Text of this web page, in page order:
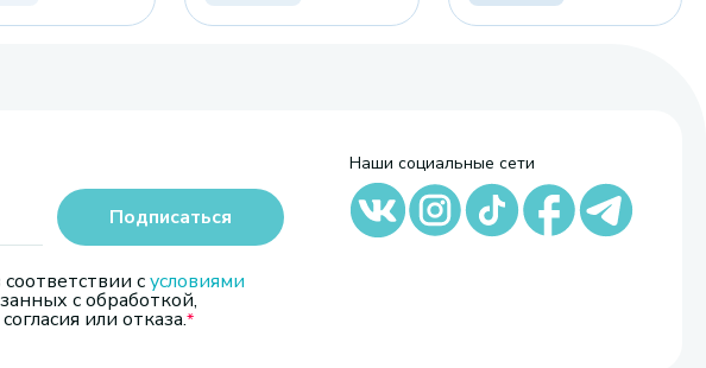
сусловиями
с обработкой,
или отказа.
Подписаться
Наши социальные сети